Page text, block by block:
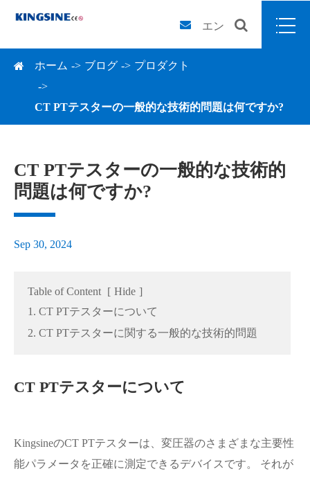
エン
ホーム ブログ プロダクト
CT PTテスターの一般的な技術的問題は何ですか?
CT PTテスターの一般的な技術的
問題は何ですか?
Sep 30, 2024
Table of Content [ Hide ]
1. CT PTテスターについて
2. CT PTテスターに関する一般的な技術的問題
CT PTテスターについて
KingsineのCT PTテスターは、変圧器のさまざまな主要性
能パラメータを正確に測定できるデバイスです。 それが